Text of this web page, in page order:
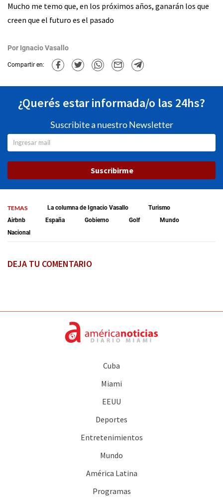
Mucho me temo que, en los próximos años, ganarán los que
creen que el futuro es el pasado
Por Ignacio Vasallo
Compartir en:
¿Querés estar informada/o las 24hs?
Suscribite a nuestro Newsletter
Suscribirme
TEMAS La columna de Ignacio Vasallo
Turismo
Airbnb
España Gobierno Golf
Mundo
Nacional
DEJA TU COMENTARIO
Cuba
Miami
EEUU
Deportes
Entretenimientos
Mundo
América Latina
Programas